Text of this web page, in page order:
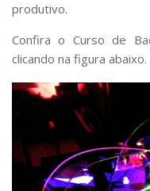
produtivo.
Confira o Curso de
clicando na figura abaixo.